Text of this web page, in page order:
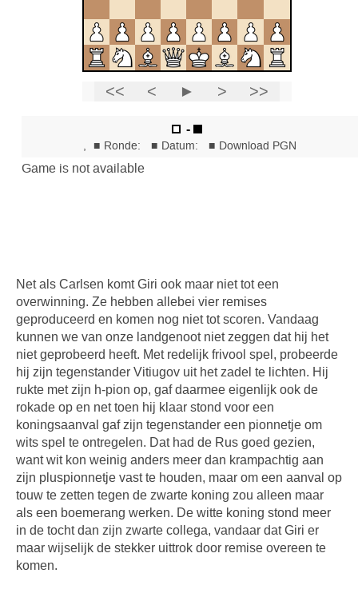
Net als Carlsen komt Giri ook maar niet tot een
overwinning. Ze hebben allebei vier remises
geproduceerd en komen nog niet tot scoren. Vandaag
kunnen we van onze landgenoot niet zeggen dat hij het
niet geprobeerd heeft. Met redelijk frivool spel, probeerde
hij zijn tegenstander Vitiugov uit het zadel te lichten. Hij
rukte met zijn h-pion op, gaf daarmee eigenlijk ook de
rokade op en net toen hij klaar stond voor een
koningsaanval gaf zijn tegenstander een pionnetje om
wits spel te ontregelen. Dat had de Rus goed gezien,
want wit kon weinig anders meer dan krampachtig aan
zijn pluspionnetje vast te houden, maar om een aanval op
touw te zetten tegen de zwarte koning zou alleen maar
als een boemerang werken. De witte koning stond meer
in de tocht dan zijn zwarte collega, vandaar dat Giri er
maar wijselijk de stekker uittrok door remise overeen te
komen.